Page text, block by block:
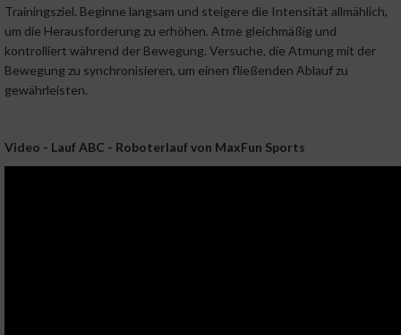
Trainingsziel. Beginne langsam und steigere die Intensität allmählich,
um die Herausforderung zu erhöhen. Atme gleichmäßig und
kontrolliert während der Bewegung. Versuche, die Atmung mit der
Bewegung zu synchronisieren, um einen fließenden Ablauf zu
gewährleisten.
Video - Lauf ABC - Roboterlauf von MaxFun Sports